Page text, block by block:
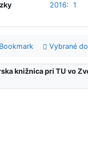
2016: 1
Vybrané
knižnica pri TU vo